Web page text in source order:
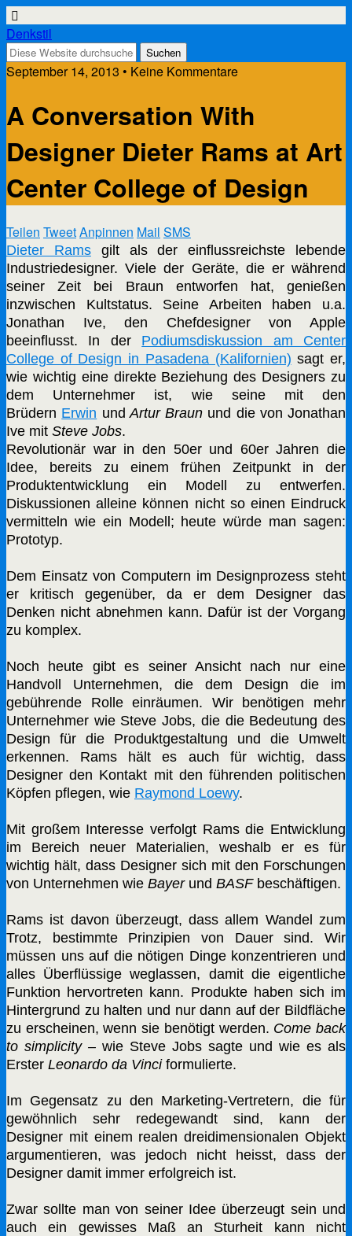
Denkstil
September 14, 2013 • Keine Kommentare
A Conversation With
Designer Dieter Rams at Art
Center College of Design
Teilen TweetAnpinnen Mail SMS
Dieter Ramsgilt als der einflussreichste lebende
Industriedesigner. Viele der Geräte, die er während
seiner Zeit bei Braun entworfen hat, genießen
inzwischen Kultstatus. Seine Arbeiten haben u.a.
Jonathan Ive, den Chefdesigner von Apple
beeinflusst. In der Podiumsdiskussion am Center
College of Design in Pasadena (Kalifornien) sagt er,
wie wichtig eine direkte Beziehung des Designers zu
dem Unternehmer ist, wie seine mit den
Brüdern Erwin und Artur Braun und die von Jonathan
Ive mit Steve Jobs.
Revolutionär war in den 50er und 60er Jahren die
Idee, bereits zu einem frühen Zeitpunkt in der
Produktentwicklung ein Modell zu entwerfen.
Diskussionen alleine können nicht so einen Eindruck
vermitteln wie ein Modell; heute würde man sagen:
Prototyp.
Dem Einsatz von Computern im Designprozess steht
er kritisch gegenüber, da er dem Designer das
Denken nicht abnehmen kann. Dafür ist der Vorgang
zu komplex.
Noch heute gibt es seiner Ansicht nach nur eine
Handvoll Unternehmen, die dem Design die im
gebührende Rolle einräumen. Wir benötigen mehr
Unternehmer wie Steve Jobs, die die Bedeutung des
Design für die Produktgestaltung und die Umwelt
erkennen. Rams hält es auch für wichtig, dass
Designer den Kontakt mit den führenden politischen
Köpfen pflegen, wie Raymond Loewy.
Mit großem Interesse verfolgt Rams die Entwicklung
im Bereich neuer Materialien, weshalb er es für
wichtig hält, dass Designer sich mit den Forschungen
von Unternehmen wie Bayerund BASFbeschäftigen.
Rams ist davon überzeugt, dass allem Wandel zum
Trotz, bestimmte Prinzipien von Dauer sind. Wir
müssen uns auf die nötigen Dinge konzentrieren und
alles Überflüssige weglassen, damit die eigentliche
Funktion hervortreten kann. Produkte haben sich im
Hintergrund zu halten und nur dann auf der Bildfläche
zu erscheinen, wenn sie benötigt werden. Come back
to simplicity – wie Steve Jobs sagte und wie es als
Erster Leonardo da Vinciformulierte.
Im Gegensatz zu den Marketing-Vertretern, die für
gewöhnlich sehr redegewandt sind, kann der
Designer mit einem realen dreidimensionalen Objekt
argumentieren, was jedoch nicht heisst, dass der
Designer damit immer erfolgreich ist.
Zwar sollte man von seiner Idee überzeugt sein und
auch ein gewisses Maß an Sturheit kann nicht